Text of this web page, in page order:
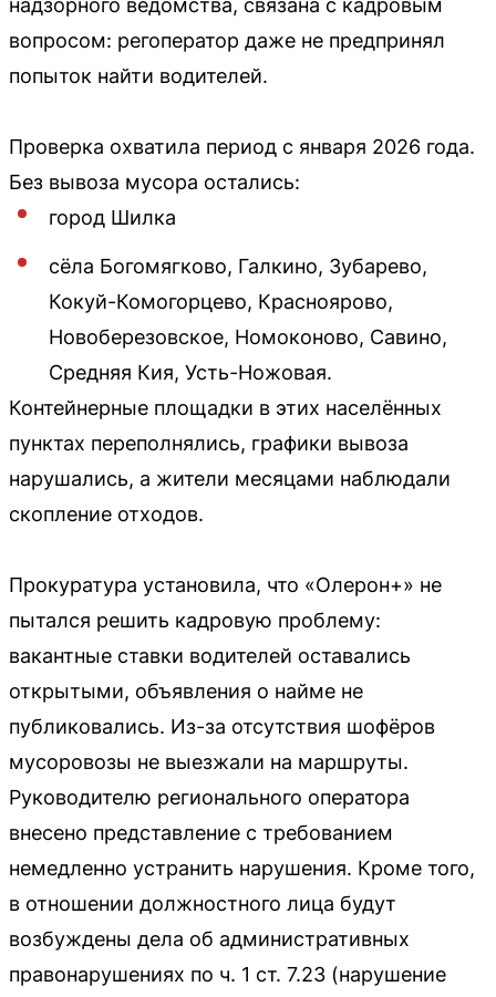
надзорного ведомства, связана с кадровым
вопросом: регоператор даже не предпринял
попыток найти водителей.
Проверка охватила период с января 2026 года.
Без вывоза мусора остались:
город Шилка
сёла Богомягково, Галкино, Зубарево,
Кокуй-Комогорцево, Красноярово,
Новоберезовское, Номоконово, Савино,
Средняя Кия, Усть-Ножовая.
Контейнерные площадки в этих населённых
пунктах переполнялись, графики вывоза
нарушались, а жители месяцами наблюдали
скопление отходов.
Прокуратура установила, что «Олерон+» не
пытался решить кадровую проблему:
вакантные ставки водителей оставались
открытыми, объявления о найме не
публиковались. Из-за отсутствия шофёров
мусоровозы не выезжали на маршруты.
Руководителю регионального оператора
внесено представление с требованием
немедленно устранить нарушения. Кроме того,
в отношении должностного лица будут
возбуждены дела об административных
правонарушениях по ч. 1 ст. 7.23 (нарушение